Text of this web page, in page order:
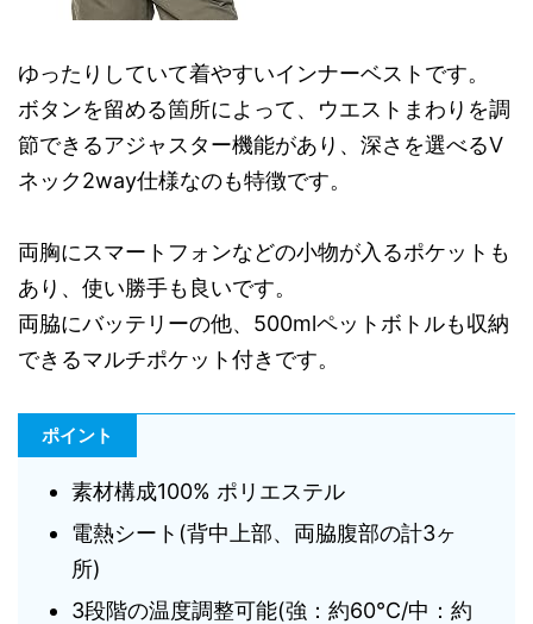
ゆったりしていて着やすいインナーベストです。
ボタンを留める箇所によって、ウエストまわりを調
節できるアジャスター機能があり、深さを選べるV
ネック2way仕様なのも特徴です。
両胸にスマートフォンなどの小物が入るポケットも
あり、使い勝手も良いです。
両脇にバッテリーの他、500mlペットボトルも収納
できるマルチポケット付きです。
ポイント
素材構成100% ポリエステル
電熱シート(背中上部、両脇腹部の計3ヶ
所)
3段階の温度調整可能(強：約60℃/中：約